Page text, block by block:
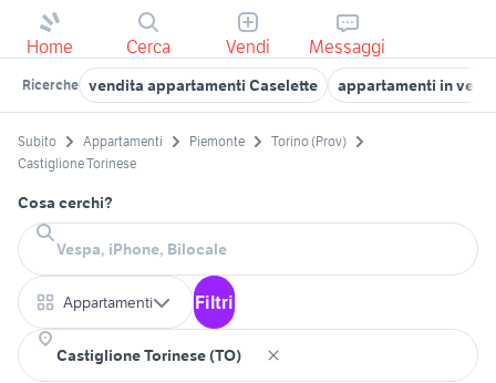
Home Cerca Vendi Messaggi
Ricerche vendita appartamenti Caselette appartamenti in
Subito Appartamenti Piemonte
Torino (Prov)
Castiglione Torinese
Cosa cerchi?
Appartamenti Filtri